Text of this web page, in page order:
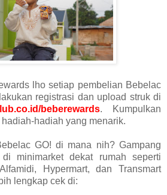
lho setiap pembelian Bebelac
registrasi dan upload struk di
beberewards. Kumpulkan
hadiah yang menarik.
GO! di mana nih? Gampang
minimarket dekat rumah seperti
Hypermart, dan Transmart
lengkap cek di: